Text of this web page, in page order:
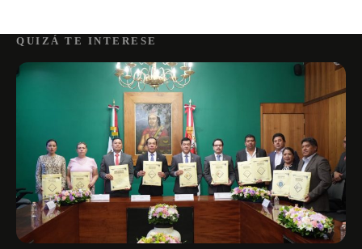
QUIZÁ TE INTERESE